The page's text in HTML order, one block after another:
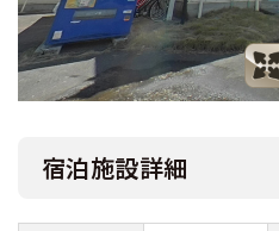
宿泊施設詳細